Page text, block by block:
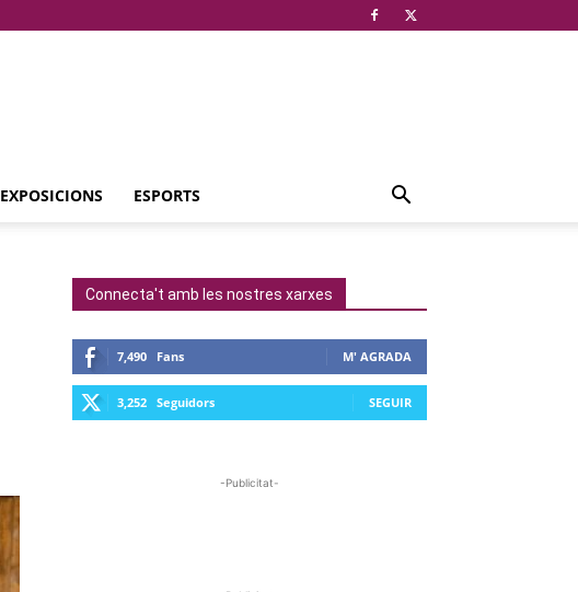
EXPOSICIONS ESPORTS
Connecta't amb les nostres xarxes
7,490 Fans M' AGRADA
3,252 Seguidors SEGUIR
-Publicitat-